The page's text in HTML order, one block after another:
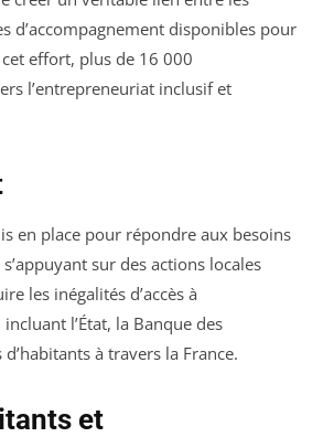
d’accompagnement disponibles pour
effort, plus de 16 000
l’entrepreneuriat inclusif et
en place pour répondre aux besoins
sur des actions locales
les inégalités d’accès à
l’État, la Banque des
à travers la France.
et